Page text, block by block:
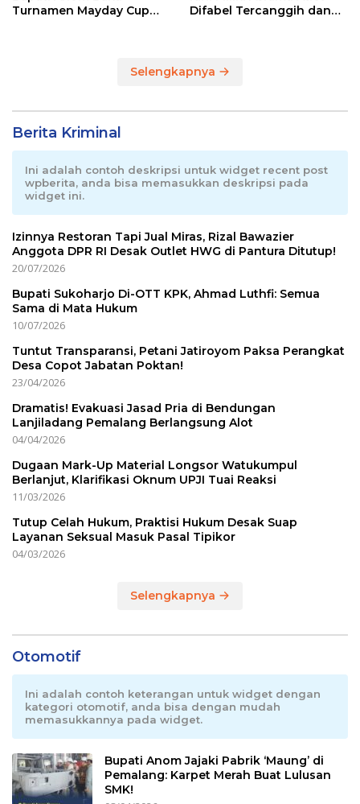
Turnamen Mayday Cup
Difabel Tercanggih dan
Selengkapnya
Berita Kriminal
Ini adalah contoh deskripsi untuk widget recent post
wpberita, anda bisa memasukkan deskripsi pada
widget ini.
Izinnya Restoran Tapi Jual Miras, Rizal Bawazier
Anggota DPR RI Desak Outlet HWG di Pantura Ditutup!
20/07/2026
Bupati Sukoharjo Di-OTT KPK, Ahmad Luthfi: Semua
Sama di Mata Hukum
10/07/2026
Tuntut Transparansi, Petani Jatiroyom Paksa Perangkat
Desa Copot Jabatan Poktan!
23/04/2026
Dramatis! Evakuasi Jasad Pria di Bendungan
Lanjiladang Pemalang Berlangsung Alot
04/04/2026
Dugaan Mark-Up Material Longsor Watukumpul
Berlanjut, Klarifikasi Oknum UPJI Tuai Reaksi
11/03/2026
Tutup Celah Hukum, Praktisi Hukum Desak Suap
Layanan Seksual Masuk Pasal Tipikor
04/03/2026
Selengkapnya
Otomotif
Ini adalah contoh keterangan untuk widget dengan
kategori otomotif, anda bisa dengan mudah
memasukkannya pada widget.
Bupati Anom Jajaki Pabrik ‘Maung’ di
Pemalang: Karpet Merah Buat Lulusan
SMK!